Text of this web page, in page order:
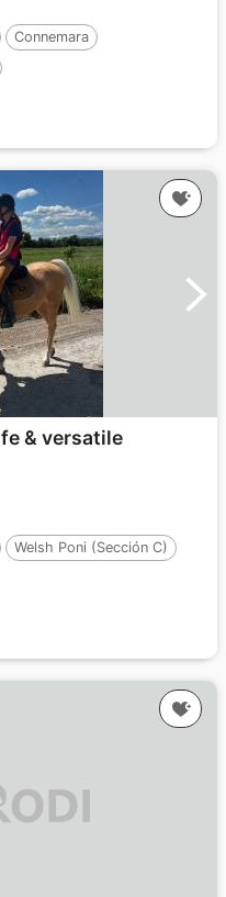
Connemara
& versatile
Welsh Poni (Sección C)